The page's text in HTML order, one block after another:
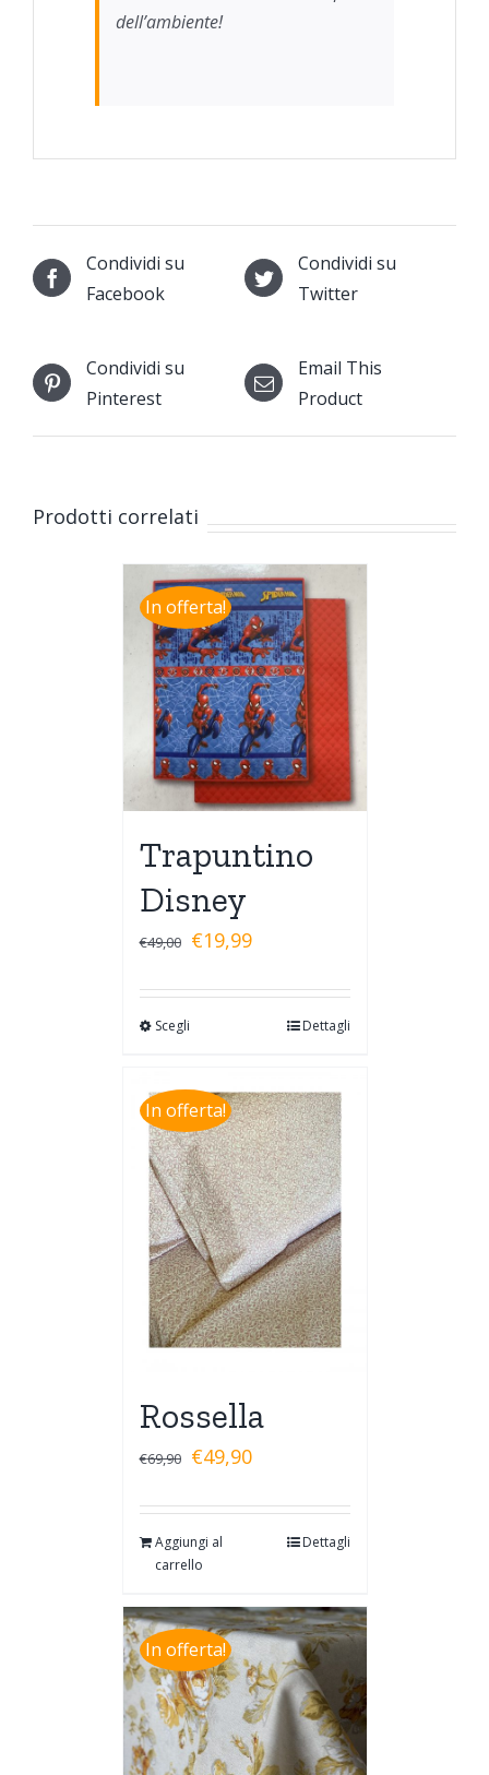
dell’ambiente!
Condividi su
Facebook
Condividi su
Twitter
Condividi su
Pinterest
Email This
Product
Prodotti correlati
In offerta!
Trapuntino
Disney
€49,00 €19,99
Scegli Dettagli
In offerta!
Rossella
€69,90 €49,90
Aggiungi al
carrello
Dettagli
In offerta!